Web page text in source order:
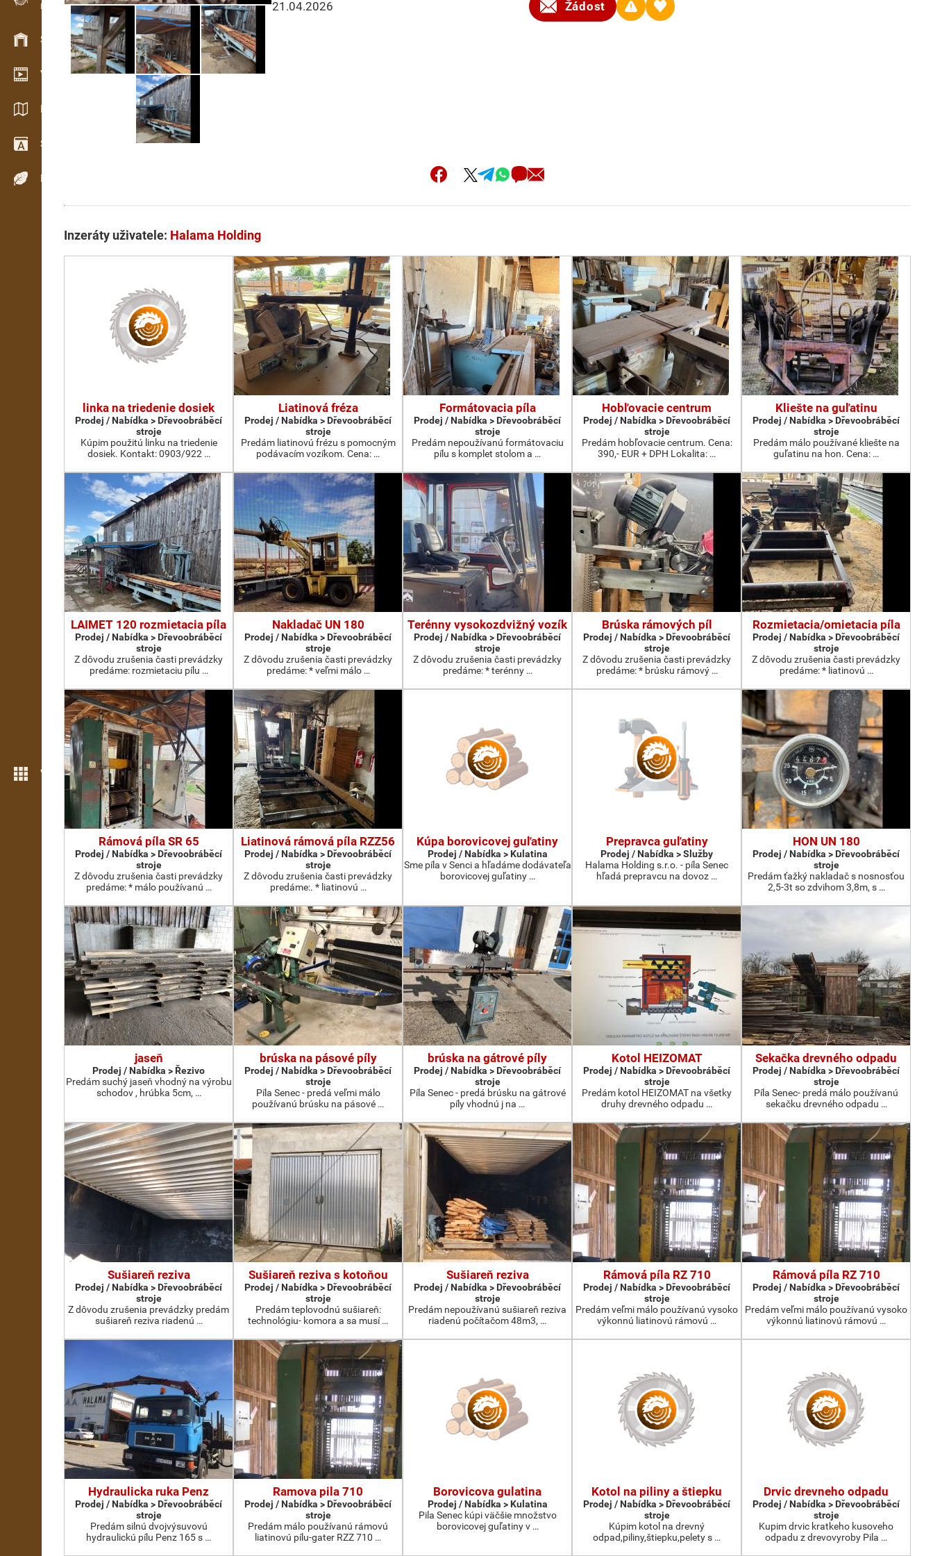
Evidence dřeva v terénu
Skladové hospodářství
Video showroom
Katalogy / Brožury
Slovník
Dřeviny
Více možností
21.04.2026 Žádost
Inzeráty uživatele: Halama Holding
linka na triedenie dosiek
Prodej / Nabídka > Dřevoobráběcí
stroje
Kúpim použitú linku na triedenie
dosiek. Kontakt: 0903/922 …
Liatinová fréza
Prodej / Nabídka > Dřevoobráběcí
stroje
Predám liatinovú frézu s pomocným
podávacím vozíkom. Cena: …
Formátovacia píla
Prodej / Nabídka > Dřevoobráběcí
stroje
Predám nepoužívanú formátovaciu
pílu s komplet stolom a …
Hobľovacie centrum
Prodej / Nabídka > Dřevoobráběcí
stroje
Predám hobľovacie centrum. Cena:
390,- EUR + DPH Lokalita: …
Kliešte na guľatinu
Prodej / Nabídka > Dřevoobráběcí
stroje
Predám málo používané kliešte na
guľatinu na hon. Cena: …
LAIMET 120 rozmietacia píla
Prodej / Nabídka > Dřevoobráběcí
stroje
Z dôvodu zrušenia časti prevádzky
predáme: rozmietaciu pílu …
Nakladač UN 180
Prodej / Nabídka > Dřevoobráběcí
stroje
Z dôvodu zrušenia časti prevádzky
predáme: * veľmi málo …
Terénny vysokozdvižný vozík
Prodej / Nabídka > Dřevoobráběcí
stroje
Z dôvodu zrušenia časti prevádzky
predáme: * terénny …
Brúska rámových píl
Prodej / Nabídka > Dřevoobráběcí
stroje
Z dôvodu zrušenia časti prevádzky
predáme: * brúsku rámový …
Rozmietacia/omietacia píla
Prodej / Nabídka > Dřevoobráběcí
stroje
Z dôvodu zrušenia časti prevádzky
predáme: * liatinovú …
Rámová píla SR 65
Prodej / Nabídka > Dřevoobráběcí
stroje
Z dôvodu zrušenia časti prevádzky
predáme: * málo používanú …
Liatinová rámová píla RZZ56
Prodej / Nabídka > Dřevoobráběcí
stroje
Z dôvodu zrušenia časti prevádzky
predáme:. * liatinovú …
Kúpa borovicovej guľatiny
Prodej / Nabídka > Kulatina
Sme píla v Senci a hľadáme dodávateľa
borovicovej guľatiny …
Prepravca guľatiny
Prodej / Nabídka > Služby
Halama Holding s.r.o. - píla Senec
hľadá prepravcu na dovoz …
HON UN 180
Prodej / Nabídka > Dřevoobráběcí
stroje
Predám ťažký nakladač s nosnosťou
2,5-3t so zdvihom 3,8m, s …
jaseň
Prodej / Nabídka > Řezivo
Predám suchý jaseň vhodný na výrobu
schodov , hrúbka 5cm, …
brúska na pásové píly
Prodej / Nabídka > Dřevoobráběcí
stroje
Píla Senec - predá veľmi málo
používanú brúsku na pásové …
brúska na gátrové píly
Prodej / Nabídka > Dřevoobráběcí
stroje
Píla Senec - predá brúsku na gátrové
píly vhodnú j na …
Kotol HEIZOMAT
Prodej / Nabídka > Dřevoobráběcí
stroje
Predám kotol HEIZOMAT na všetky
druhy drevného odpadu …
Sekačka drevného odpadu
Prodej / Nabídka > Dřevoobráběcí
stroje
Píla Senec- predá málo používanú
sekačku drevného odpadu …
Sušiareň reziva
Prodej / Nabídka > Dřevoobráběcí
stroje
Z dôvodu zrušenia prevádzky predám
sušiareň reziva riadenú …
Sušiareň reziva s kotoňou
Prodej / Nabídka > Dřevoobráběcí
stroje
Predám teplovodnú sušiareň:
technológiu- komora a sa musí …
Sušiareň reziva
Prodej / Nabídka > Dřevoobráběcí
stroje
Predám nepoužívanú sušiareň reziva
riadenú počítačom 48m3, …
Rámová píla RZ 710
Prodej / Nabídka > Dřevoobráběcí
stroje
Predám veľmi málo používanú vysoko
výkonnú liatinovú rámovú …
Rámová píla RZ 710
Prodej / Nabídka > Dřevoobráběcí
stroje
Predám veľmi málo používanú vysoko
výkonnú liatinovú rámovú …
Hydraulicka ruka Penz
Prodej / Nabídka > Dřevoobráběcí
stroje
Predám silnú dvojvýsuvovú
hydraulickú pílu Penz 165 s …
Ramova pila 710
Prodej / Nabídka > Dřevoobráběcí
stroje
Predám málo používanú rámovú
liatinovú pílu-gater RZZ 710 …
Borovicova gulatina
Prodej / Nabídka > Kulatina
Pila Senec kúpi väčšie množstvo
borovicovej guľatiny v …
Kotol na piliny a štiepku
Prodej / Nabídka > Dřevoobráběcí
stroje
Kúpim kotol na drevný
odpad,piliny,štiepku,pelety s …
Drvic drevneho odpadu
Prodej / Nabídka > Dřevoobráběcí
stroje
Kupim drvic kratkeho kusoveho
odpadu z drevovyroby Pila …